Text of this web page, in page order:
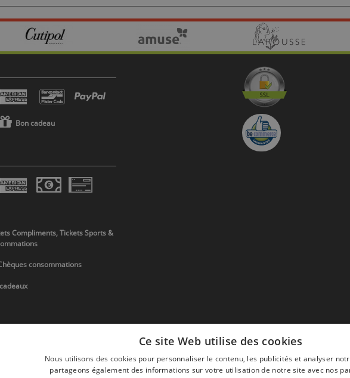
Bon cadeau
Compliments, Tickets Sports &
consommations
Ce site Web utilise des cookies
Nous utilisons des cookies pour personnaliser le contenu, les publicités et analyser
partageons également des informations sur votre utilisation de notre site avec nos